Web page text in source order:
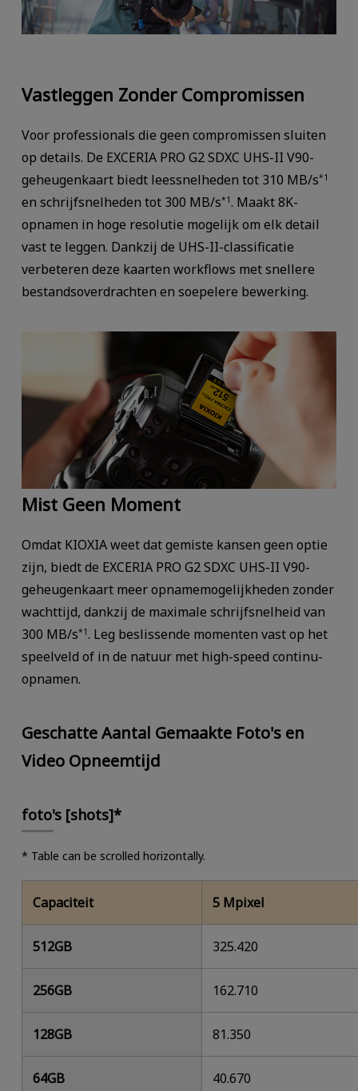
Vastleggen Zonder Compromissen
Voor professionals die geen compromissen sluiten
op details. De EXCERIA PRO G2 SDXC UHS-II V90-
geheugenkaart biedt leessnelheden tot 310 MB/s*1
en schrijfsnelheden tot 300 MB/s*1. Maakt 8K-
opnamen in hoge resolutie mogelijk om elk detail
vast te leggen. Dankzij de UHS-II-classificatie
verbeteren deze kaarten workflows met snellere
bestandsoverdrachten en soepelere bewerking.
Mist Geen Moment
Omdat KIOXIA weet dat gemiste kansen geen optie
zijn, biedt de EXCERIA PRO G2 SDXC UHS-II V90-
geheugenkaart meer opnamemogelijkheden zonder
wachttijd, dankzij de maximale schrijfsnelheid van
300 MB/s*1. Leg beslissende momenten vast op het
speelveld of in de natuur met high-speed continu-
opnamen.
Geschatte Aantal Gemaakte Foto's en
Video Opneemtijd
foto's [shots]*
* Table can be scrolled horizontally.
Capaciteit 5 Mpixel
512GB 325.420
256GB 162.710
128GB 81.350
64GB 40.670